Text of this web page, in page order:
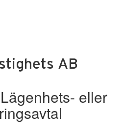
AB
eller